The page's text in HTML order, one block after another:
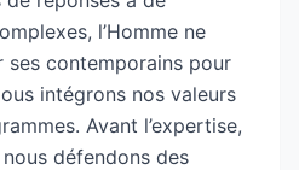
l’Homme ne
ses contemporains pour
intégrons nos valeurs
Avant l’expertise,
défendons des